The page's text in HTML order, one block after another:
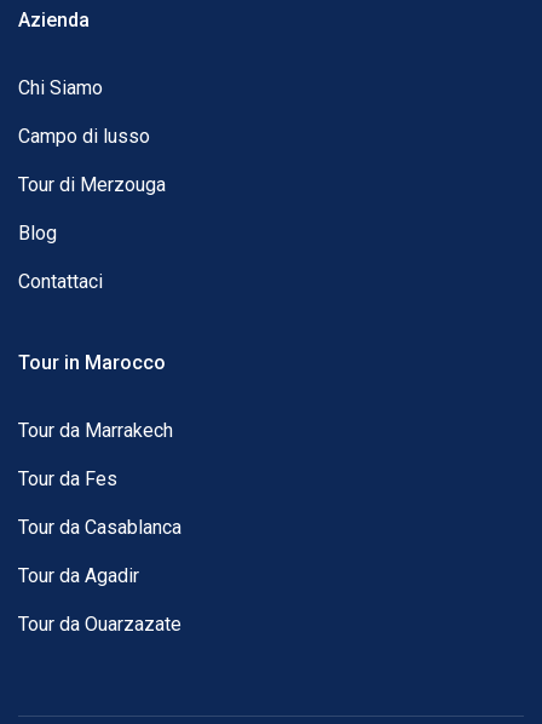
Azienda
Chi Siamo
Campo di lusso
Tour di Merzouga
Blog
Contattaci
Tour in Marocco
Tour da Marrakech
Tour da Fes
Tour da Casablanca
Tour da Agadir
Tour da Ouarzazate